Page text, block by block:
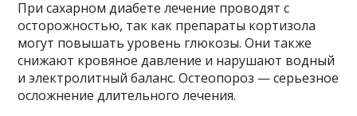
При сахарном диабете лечение проводят с
осторожностью, так как препараты кортизола
могут повышать уровень глюкозы. Они также
снижают кровяное давление и нарушают водный
и электролитный баланс. Остеопороз — серьезное
осложнение длительного лечения.